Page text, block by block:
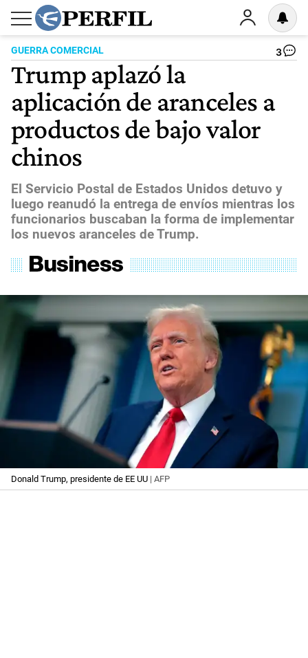
GUERRA COMERCIAL 3
Trump aplazó la
aplicación de aranceles a
productos de bajo valor
chinos
El Servicio Postal de Estados Unidos detuvo y
luego reanudó la entrega de envíos mientras los
funcionarios buscaban la forma de implementar
los nuevos aranceles de Trump.
Donald Trump, presidente de EE UU | AFP